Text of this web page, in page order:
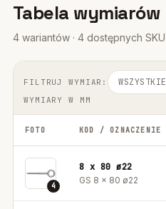
Tabela wymiarów
4 wariantów · 4 dostępnych SKU
FILTRUJ WYMIAR: WSZYSTKIE
WYMIARY W MM
FOTO KOD / OZNACZENIE
4
8 x 80 ø22
GS 8 x 80 ø22